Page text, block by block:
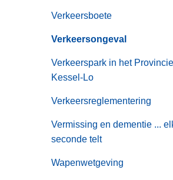
Verkeersboete
Verkeersongeval
Verkeerspark in het
Kessel-Lo
Verkeersreglementering
Vermissing en dementie ...
seconde telt
Wapenwetgeving